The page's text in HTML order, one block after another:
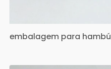
embalagem para